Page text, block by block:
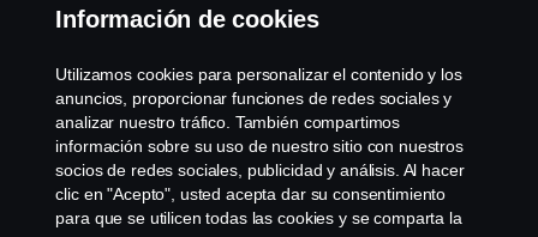
© Copyright Scania 2008-2022. Todos los derechos
reservados. Diseño de R.Peinado S.A.
Información de cookies
Utilizamos cookies para personalizar el contenido y los
anuncios, proporcionar funciones de redes sociales y
analizar nuestro tráfico. También compartimos
información sobre su uso de nuestro sitio con nuestros
socios de redes sociales, publicidad y análisis. Al hacer
clic en "Acepto", usted acepta dar su consentimiento
para que se utilicen todas las cookies y se comparta la